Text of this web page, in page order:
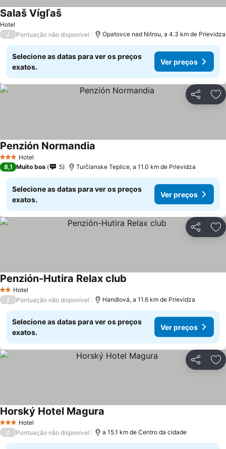
Hotel
Salaš Vígľaš
/ Pontuação não disponível Opatovce nad Nitrou, a 4.3 km de Prievidza
Selecione as datas para ver os preços
exatos.
Ver preços
Partilhar
3 EstrelasHotel
Penzión Normandia
8,1 Muito boa 5 Turčianske Teplice, a 11.0 km de Prievidza
Selecione as datas para ver os preços
exatos.
Ver preços
Partilhar
2 Estrelas
Hotel
Penzión-Hutira Relax club
/ Pontuação não disponível Handlová, a 11.6 km de Prievidza
Selecione as datas para ver os preços
exatos.
Ver preços
Partilhar
3 EstrelasHotel
Horský Hotel Magura
/ Pontuação não disponível a 15.1 km de Centro da cidade